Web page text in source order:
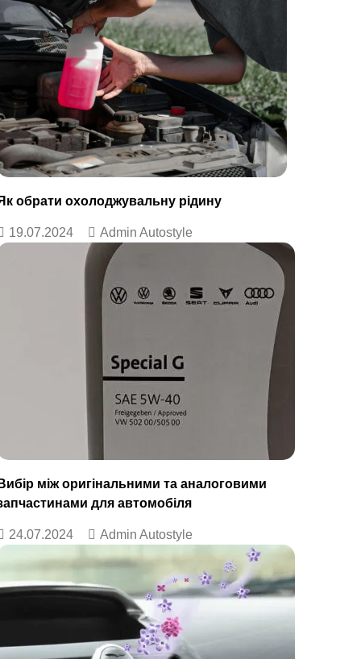
обрати охолоджувальну рідину
19.07.2024 Admin Autostyle
між оригінальними та аналоговими
для автомобіля
24.07.2024 Admin Autostyle